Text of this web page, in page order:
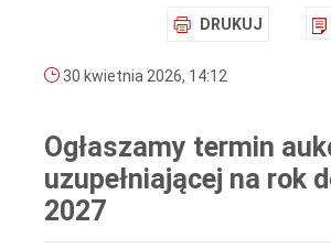
DRUKUJ
30 kwietnia 2026, 14:12
Ogłaszamy termin
uzupełniającej na rok
2027